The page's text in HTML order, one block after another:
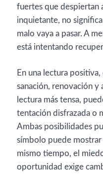
fuertes que despiertan
inquietante, no
malo vaya a pasar. A
está intentando
En una lectura
sanación, renovación y
lectura más tensa,
tentación disfrazada o
Ambas posibilidades
símbolo puede mostrar
mismo tiempo, el
oportunidad exige